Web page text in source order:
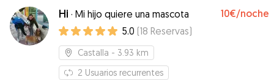
una forma increíble. Le pusieron una piscina para
que se divirtiera y realmente hicieron todo lo
posible para que se sintiera cómodo y feliz.
Además, adaptaron la hora de recogida para
que pudiéramos disfrutar un poco más de
nuestras vacaciones antes de regresar a casa.
Hi · Mi hijo quiere una mascota 10€/noche
5.0 (18 Reservas)
Castalla - 3.93 km
2 Usuarios recurrentes